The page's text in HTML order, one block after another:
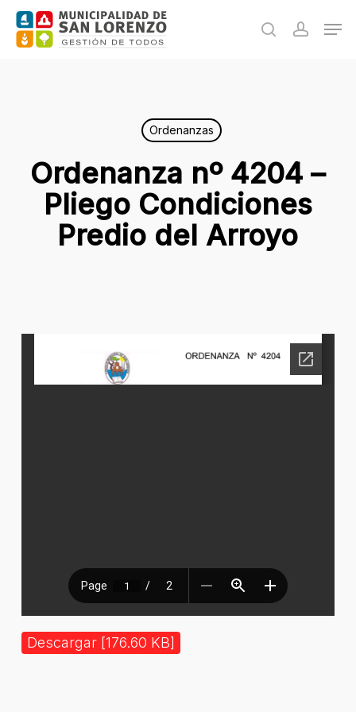
Skip
search
Ordenanzas
Ordenanza nº 4204 –
Pliego Condiciones
Predio del Arroyo
Descargar [176.60 KB]